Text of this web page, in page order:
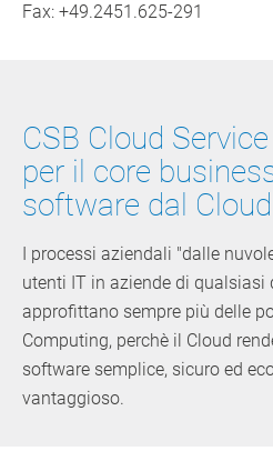
Fax: +49.2451.625-291
CSB Cloud
per il core
software dal Cloud
I processi aziendali "dalle
utenti IT in aziende di qualsiasi
approfittano sempre più delle
Computing, perchè il Cloud
software semplice, sicuro ed
vantaggioso.